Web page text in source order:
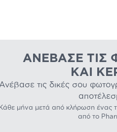
ΑΝΈΒΑΣΕ ΤΙΣ
ΚΑΙ
Ανέβασε τις δικές σου
μήνα μετά από κλήρωση ένας
από το